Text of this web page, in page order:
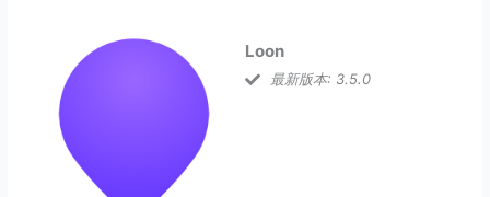
Loon
最新版本: 3.5.0